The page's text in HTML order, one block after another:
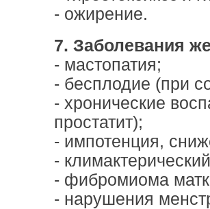
- ожирение.
7. Заболевания
- мастопатия;
- бесплодие (при
- хронические
простатит);
- импотенция,
-
- фибромиома
- нарушения